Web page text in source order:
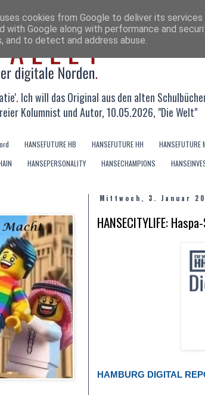
Ich will das Original aus den alten
Kolumnist und Autor, 10.05.2026, "Die Welt"
HANSEFUTURE HB HANSEFUTURE HH HANSEFUTURE
HANSEPERSONALITY HANSECHAMPIONS
Mittwoch, 3. Januar
HANSECITYLIFE:
HAMBURG DIGITAL
cookies from Google to deliver its
with Google along with performance and
and to detect and address abuse.